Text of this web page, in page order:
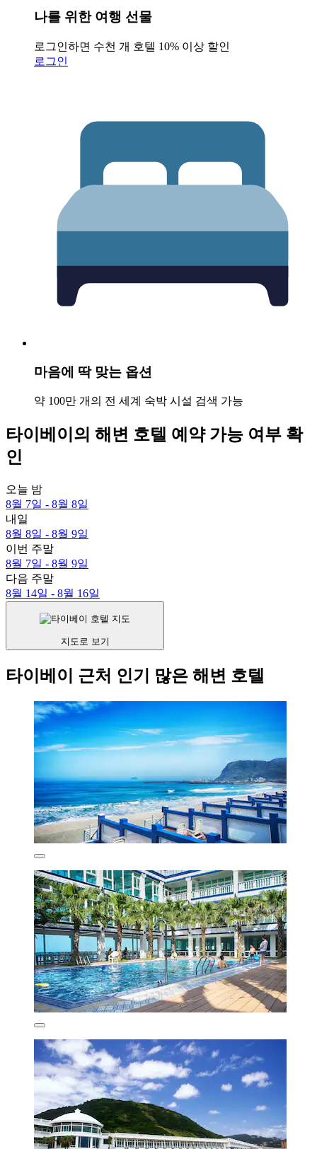
나를 위한 여행 선물
로그인하면 수천 개 호텔 10% 이상 할인
로그인
마음에 딱 맞는 옵션
약 100만 개의 전 세계 숙박 시설 검색 가능
타이베이의 해변 호텔 예약 가능 여부 확
인
오늘 밤
8월 7일 - 8월 8일
내일
8월 8일 - 8월 9일
이번 주말
8월 7일 - 8월 9일
다음 주말
8월 14일 - 8월 16일
지도로 보기
타이베이 근처 인기 많은 해변 호텔